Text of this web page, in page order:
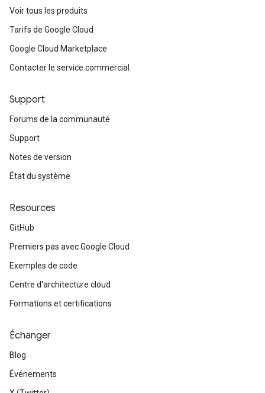
Voir tous les produits
Tarifs de Google Cloud
Google Cloud Marketplace
Contacter le service commercial
Support
Forums de la communauté
Support
Notes de version
État du système
Resources
GitHub
Premiers pas avec Google Cloud
Exemples de code
Centre d'architecture cloud
Formations et certifications
Échanger
Blog
Événements